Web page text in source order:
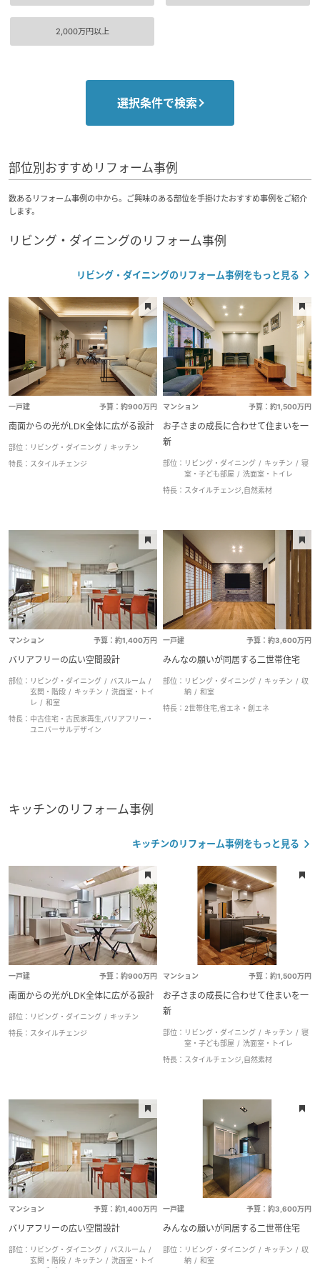
ミサワアイデンティティ
2,000万円以上
選択条件で検索
部位別おすすめリフォーム事例
数あるリフォーム事例の中から。ご興味のある部位を手掛けたおすすめ事例をご紹介
します。
リビング・ダイニングのリフォーム事例
リビング・ダイニングのリフォーム事例をもっと見る
一戸建 予算：約900万円
南面からの光がLDK全体に広がる設計
部位： リビング・ダイニング
キッチン
特長： スタイルチェンジ
マンション 予算：約1,500万円
お子さまの成長に合わせて住まいを一
新
部位： リビング・ダイニング キッチン
寝
室・子ども部屋
洗面室・トイレ
特長： スタイルチェンジ,自然素材
マンション 予算：約1,400万円
バリアフリーの広い空間設計
部位： リビング・ダイニング
バスルーム
玄関・階段
キッチン
洗面室・トイ
レ
和室
特長： 中古住宅・古民家再生,バリアフリー・
ユニバーサルデザイン
一戸建 予算：約3,600万円
みんなの願いが同居する二世帯住宅
部位： リビング・ダイニング キッチン
収
納
和室
特長： 2世帯住宅,省エネ・創エネ
キッチンのリフォーム事例
キッチンのリフォーム事例をもっと見る
一戸建 予算：約900万円
南面からの光がLDK全体に広がる設計
部位： リビング・ダイニング
キッチン
特長： スタイルチェンジ
マンション 予算：約1,500万円
お子さまの成長に合わせて住まいを一
新
部位： リビング・ダイニング キッチン
寝
室・子ども部屋
洗面室・トイレ
特長： スタイルチェンジ,自然素材
マンション 予算：約1,400万円
バリアフリーの広い空間設計
部位： リビング・ダイニング
バスルーム
玄関・階段
キッチン
洗面室・トイ
一戸建 予算：約3,600万円
みんなの願いが同居する二世帯住宅
部位： リビング・ダイニング キッチン
収
納
和室